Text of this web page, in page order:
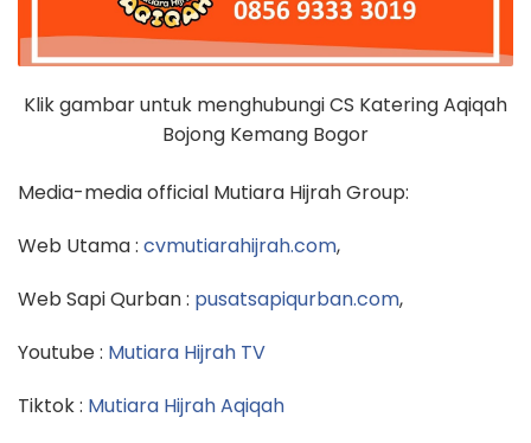
Klik gambar untuk menghubungi CS Katering Aqiqah
Bojong Kemang Bogor
Media-media official Mutiara Hijrah Group:
Web Utama : cvmutiarahijrah.com,
Web Sapi Qurban : pusatsapiqurban.com,
Youtube : Mutiara Hijrah TV
Tiktok : Mutiara Hijrah Aqiqah